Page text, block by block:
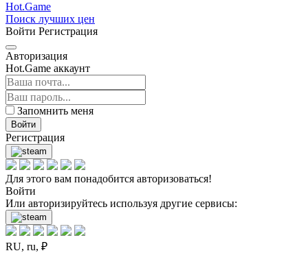
Hot.Game
Поиск лучших цен
Войти Регистрация
Авторизация
Hot.Game аккаунт
Запомнить меня
Войти
Регистрация
Для этого вам понадобится авторизоваться!
Войти
Или авторизируйтесь используя другие сервисы:
RU, ru, ₽